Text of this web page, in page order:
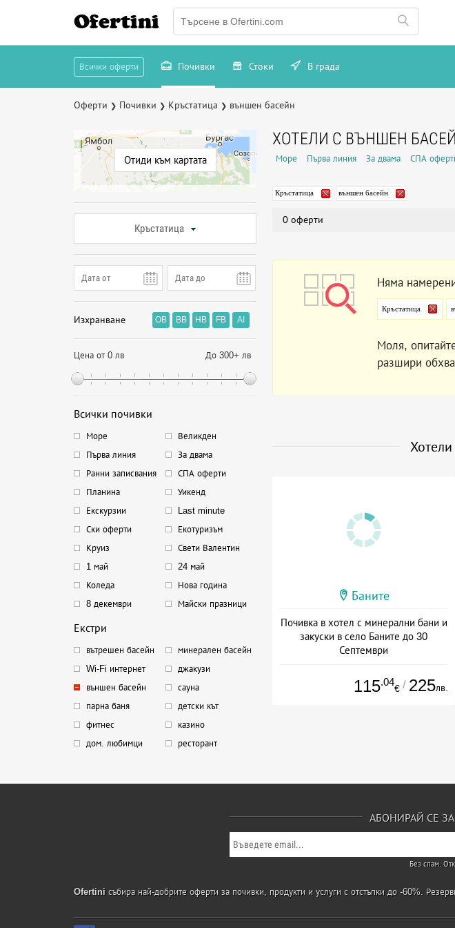
Ofertini
Всички оферти Почивки Стоки В града
Оферти ❯ Почивки ❯ Кръстатица ❯ външен басейн
Отиди към картата
Кръстатица
Изхранване OB BB HB FB AI
Цена от 0 лв До 300+ лв
Всички почивки
Море
Великден
Първа линия
За двама
Ранни записвания
СПА оферти
Планина
Уикенд
Екскурзии
Last minute
Ски оферти
Екотуризъм
Круиз
Свети Валентин
1 май
24 май
Коледа
Нова година
8 декември
Майски празници
Екстри
вътрешен басейн
минерален басейн
Wi-Fi интернет
джакузи
външен басейн
сауна
парна баня
детски кът
фитнес
казино
дом. любимци
ресторант
ХОТЕЛИ С ВЪНШЕН
Море Първа линия За двама СПА
Кръстатица външен басейн
0 оферти
Няма
Кръстатица
Моля,
разшири
Баните
Почивка в хотел с минерални бани и
закуски в село Баните до 30
Септември
115.04
€ / 225лв.
АБОНИРАЙ СЕ
Без спам.
Ofertini събира най-добрите оферти за почивки, продукти и услуги с отстъпки до -60%.